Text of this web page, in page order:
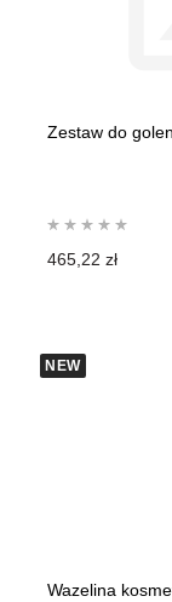
Zestaw do
465,22 zł
NEW
Wazelina